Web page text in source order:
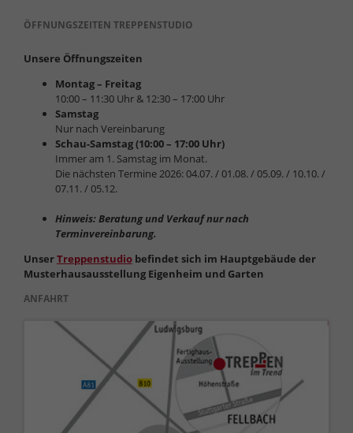
ÖFFNUNGSZEITEN TREPPENSTUDIO
Unsere Öffnungszeiten
Montag – Freitag
10:00 – 11:30 Uhr & 12:30 – 17:00 Uhr
Samstag
Nur nach Vereinbarung
Schau-Samstag (10:00 – 17:00 Uhr)
Immer am 1. Samstag im Monat.
Die nächsten Termine 2026: 04.07. / 01.08. / 05.09. / 10.10. /
07.11. / 05.12.
Hinweis: Beratung und Verkauf nur nach
Terminvereinbarung.
UnserTreppenstudiobefindet sich im Hauptgebäude der
Musterhausausstellung Eigenheim und Garten
ANFAHRT